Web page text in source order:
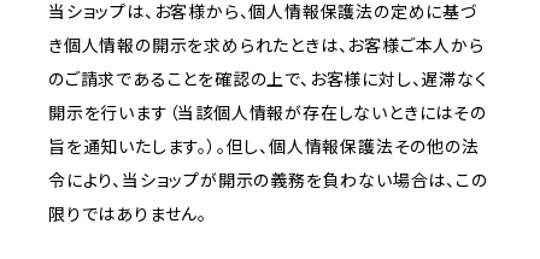
当ショップは、お客様から、個人情報保護法の定めに基づ
き個人情報の開示を求められたときは、お客様ご本人から
のご請求であることを確認の上で、お客様に対し、遅滞なく
開示を行います（当該個人情報が存在しないときにはその
旨を通知いたします。）。但し、個人情報保護法その他の法
令により、当ショップが開示の義務を負わない場合は、この
限りではありません。